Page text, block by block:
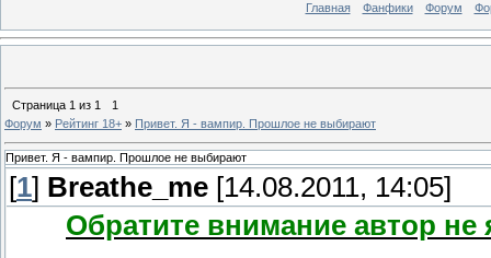
Главная Фанфики Форум
Страница 1 из 1
1
Форум » Рейтинг 18+ » Привет. Я - вампир. Прошлое не выбирают
Привет. Я - вампир. Прошлое не выбирают
[1] Breathe_me [14.08.2011, 14:05]
Обратите внимание автор